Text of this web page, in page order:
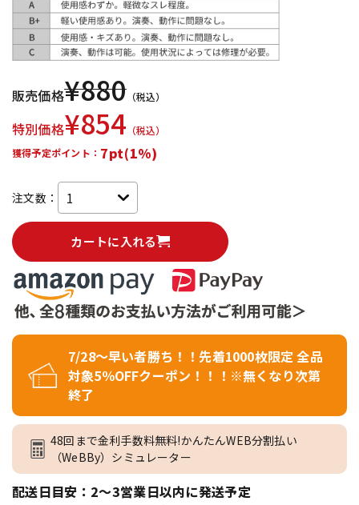
販売価格¥880 （税込）
特別価格¥854 （税込）
獲得予定ポイント： 7pt(1%)
注文数：
カートに入れる
7/28～早い者勝ち！！先着1000枚限定 全品
対象5％OFFクーポン！！！※無くなり次第
終了
48回まで金利手数料無料!かんたんWEB分割払い
（WeBBy）シミュレーター
配送日目安：2～3営業日以内に発送予定